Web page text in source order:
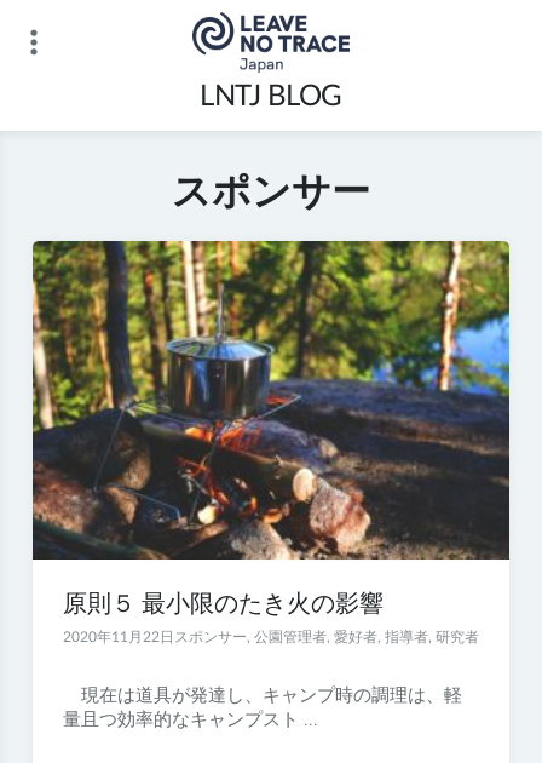
LNTJ BLOG
スポンサー
原則５ 最小限のたき火の影響
2020年11月22日 スポンサー,公園管理者,愛好者,指導者,研究者
現在は道具が発達し、キャンプ時の調理は、軽
量且つ効率的なキャンプスト ...